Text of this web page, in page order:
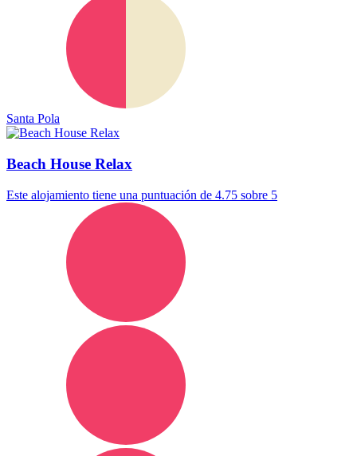
Santa Pola
Beach House Relax
Este alojamiento tiene una puntuación de 4.75 sobre 5